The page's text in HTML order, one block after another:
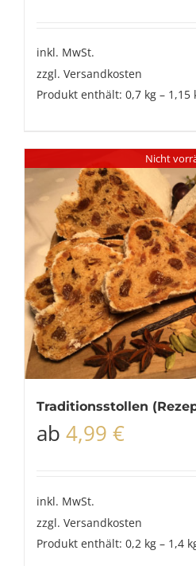
inkl. MwSt.
zzgl. Versandkosten
Produkt enthält: 0,7 kg – 1,15
Nicht
Traditionsstollen
ab 4,99 €
inkl. MwSt.
zzgl. Versandkosten
Produkt enthält: 0,2 kg – 1,4